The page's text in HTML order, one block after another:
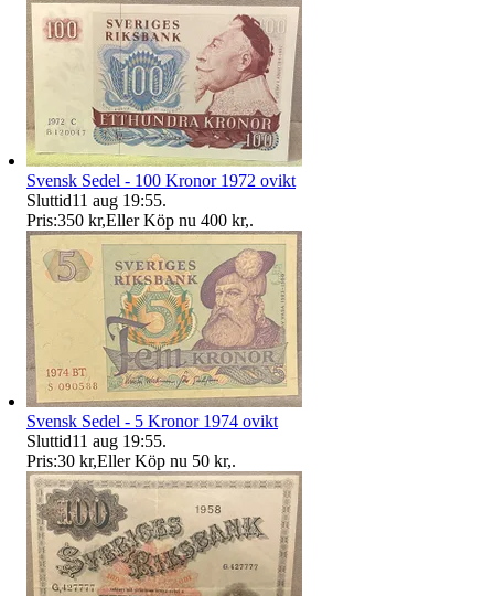
Svensk Sedel - 100 Kronor 1972 ovikt
Sluttid11 aug 19:55.
Pris:350 kr,Eller Köp nu 400 kr,.
Svensk Sedel - 5 Kronor 1974 ovikt
Sluttid11 aug 19:55.
Pris:30 kr,Eller Köp nu 50 kr,.